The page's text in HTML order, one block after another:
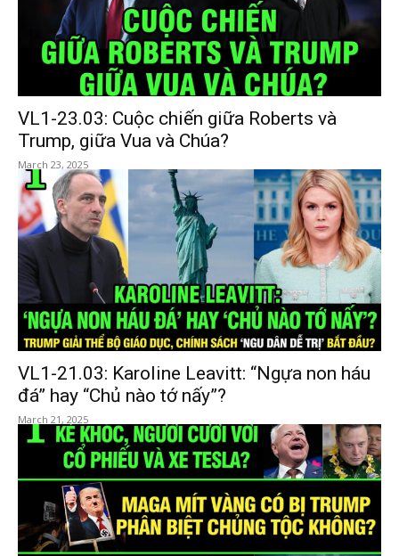
VL1-23.03: Cuộc chiến giữa Roberts và
Trump, giữa Vua và Chúa?
March 23, 2025
VL1-21.03: Karoline Leavitt: “Ngựa non háu
đá” hay “Chủ nào tớ nấy”?
March 21, 2025